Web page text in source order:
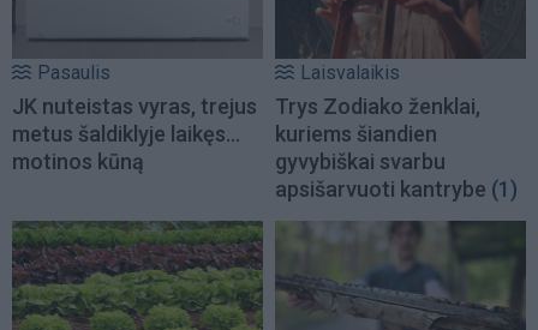
Pasaulis
JK nuteistas vyras, trejus
metus šaldiklyje laikęs...
motinos kūną
Laisvalaikis
Trys Zodiako ženklai,
kuriems šiandien
gyvybiškai svarbu
apsišarvuoti kantrybe (1)